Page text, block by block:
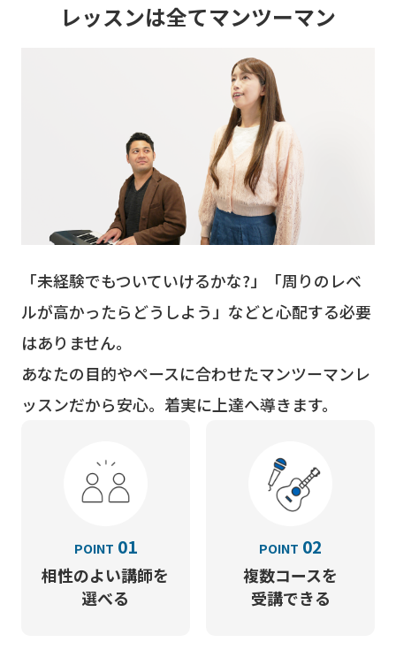
レッスンは全てマンツーマン
「未経験でもついていけるかな?」「周りのレベ
ルが高かったらどうしよう」などと心配する必要
はありません。
あなたの目的やペースに合わせたマンツーマンレ
ッスンだから安心。着実に上達へ導きます。
POINT 01
相性のよい講師を
選べる
POINT 02
複数コースを
受講できる